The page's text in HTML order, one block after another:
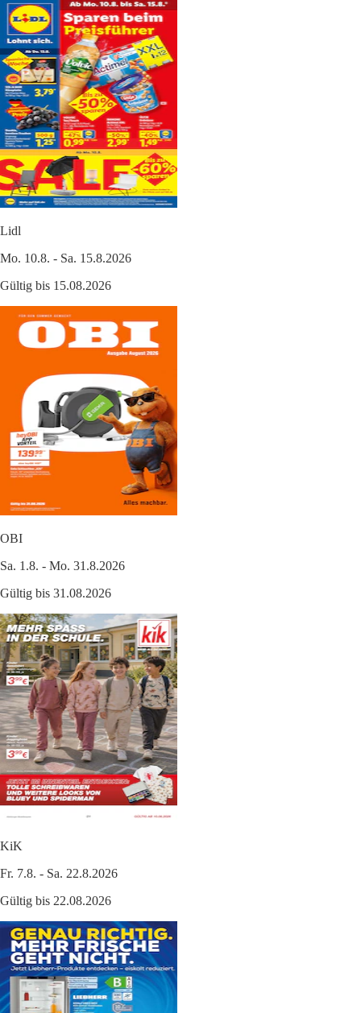
Lidl
Mo. 10.8. - Sa. 15.8.2026
Gültig bis 15.08.2026
OBI
Sa. 1.8. - Mo. 31.8.2026
Gültig bis 31.08.2026
KiK
Fr. 7.8. - Sa. 22.8.2026
Gültig bis 22.08.2026